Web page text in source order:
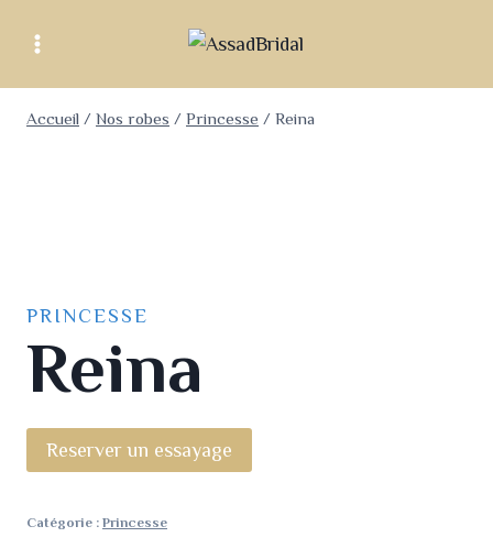
Accueil / Nos robes / Princesse / Reina
PRINCESSE
Reina
Reserver un essayage
Catégorie : Princesse